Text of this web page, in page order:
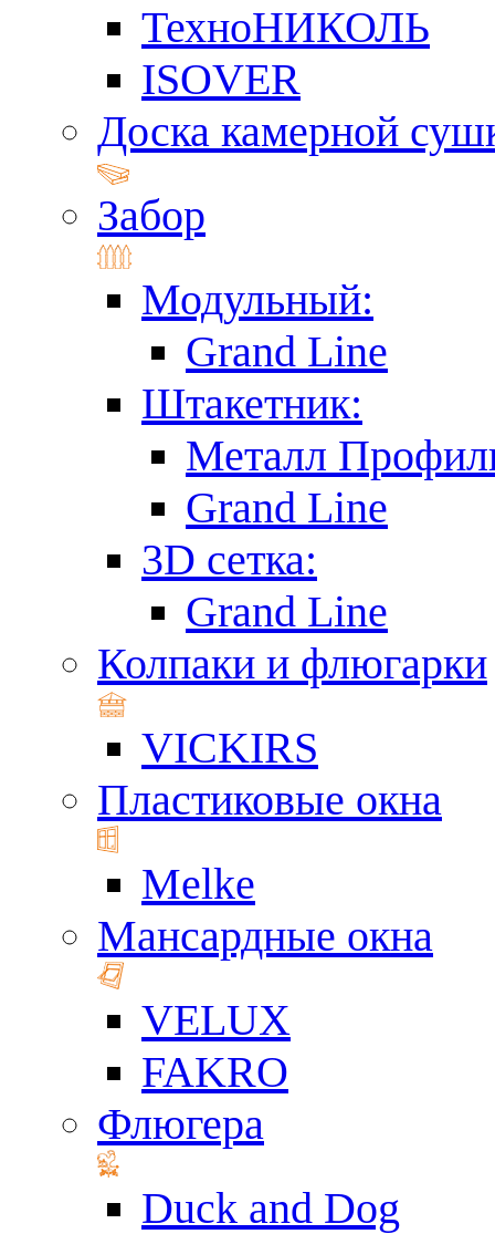
ТехноНИКОЛЬ
ISOVER
Доска камерной
Забор
Модульный:
Grand Line
Штакетник:
Металл
Grand Line
3D сетка:
Grand Line
Колпаки и флюгарки
VICKIRS
Пластиковые окна
Melke
Мансардные окна
VELUX
FAKRO
Флюгера
Duck and Dog